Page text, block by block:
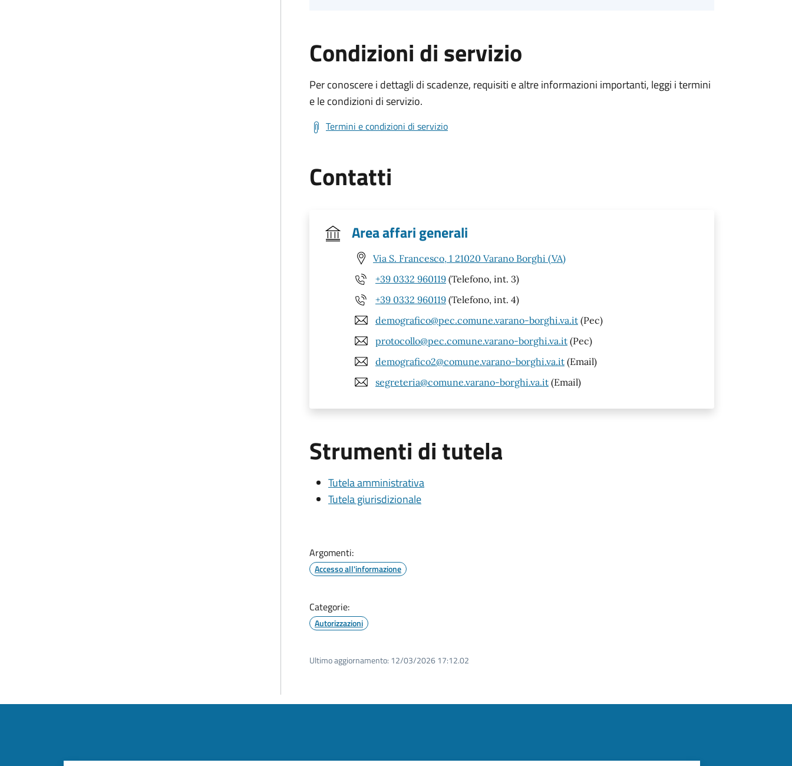
Condizioni di servizio
Per conoscere i dettagli di scadenze, requisiti e altre informazioni importanti, leggi i termini
e le condizioni di servizio.
Termini e condizioni di servizio
Contatti
Area affari generali
Via S. Francesco, 1 21020 Varano Borghi (VA)
+39 0332 960119 (Telefono, int. 3)
+39 0332 960119 (Telefono, int. 4)
demografico@pec.comune.varano-borghi.va.it (Pec)
protocollo@pec.comune.varano-borghi.va.it (Pec)
demografico2@comune.varano-borghi.va.it (Email)
segreteria@comune.varano-borghi.va.it (Email)
Strumenti di tutela
Tutela amministrativa
Tutela giurisdizionale
Argomenti:
Accesso all'informazione
Categorie:
Autorizzazioni
Ultimo aggiornamento: 12/03/2026 17:12.02